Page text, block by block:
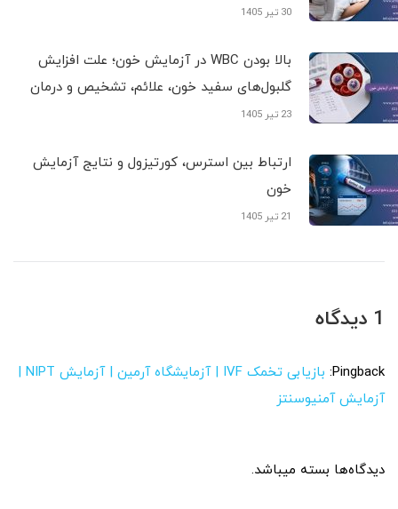
30 تیر 1405
بالا بودن WBC در آزمایش خون؛ علت افزایش
گلبول‌های سفید خون، علائم، تشخیص و درمان
23 تیر 1405
ارتباط بین استرس، کورتیزول و نتایج آزمایش
خون
21 تیر 1405
1 دیدگاه
Pingback:
بازیابی تخمک IVF | آزمایشگاه آرمین | آزمایش NIPT |
آزمایش آمنیوسنتز
دیدگاه‌ها بسته میباشد.